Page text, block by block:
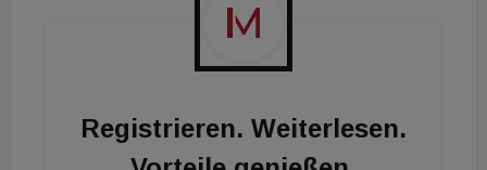
Registrieren. Weiterlesen.